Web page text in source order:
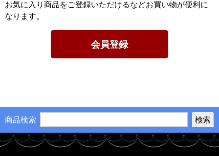
お気に入り商品をご登録いただけるなどお買い物が便利に
なります。
会員登録
商品検索